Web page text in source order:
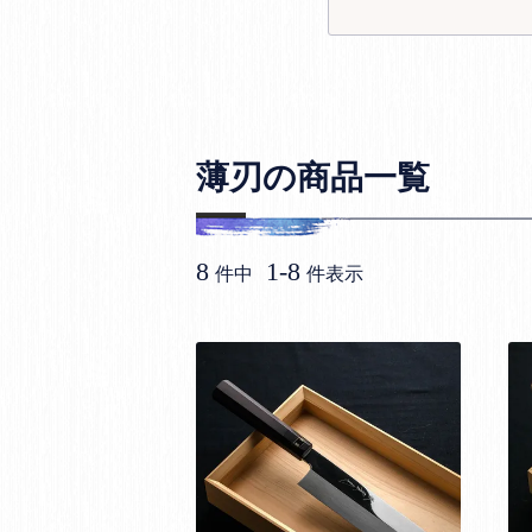
薄刃の商品一覧
8 件中 1-8 件表示